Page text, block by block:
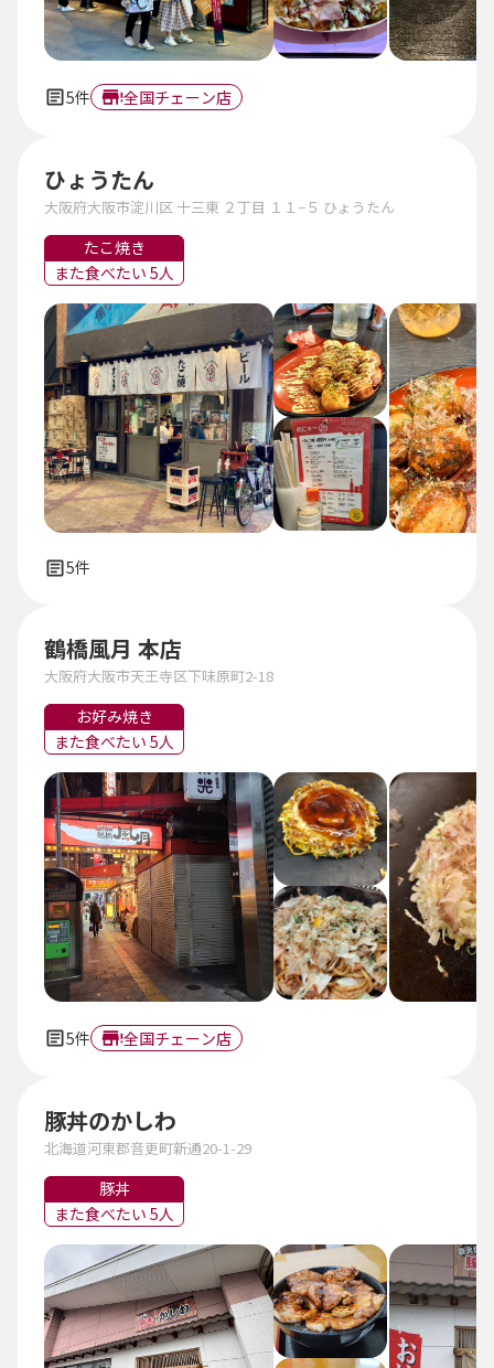
5件 全国チェーン店
ひょうたん
大阪府大阪市淀川区 十三東 ２丁目 １１−５ ひょうたん
たこ焼き
また食べたい 5人
5件
鶴橋風月 本店
大阪府大阪市天王寺区下味原町2-18
お好み焼き
また食べたい 5人
5件 全国チェーン店
豚丼のかしわ
北海道河東郡音更町新通20-1-29
豚丼
また食べたい 5人